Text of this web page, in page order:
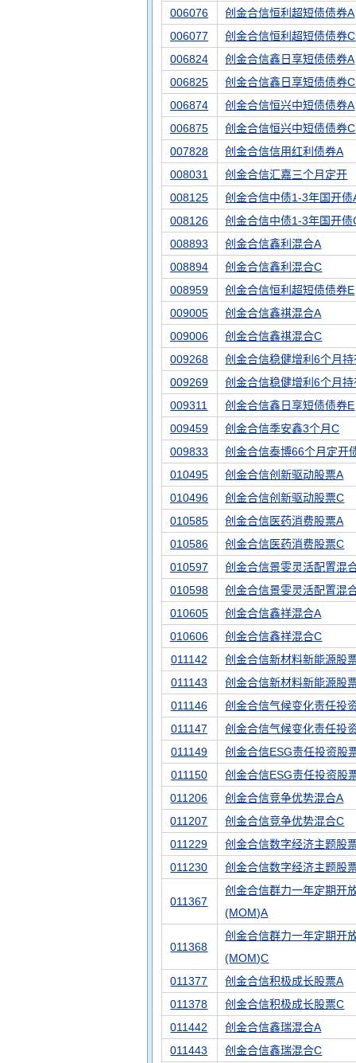
006076
创金合信恒利超短债债券A
006077
创金合信恒利超短债债券C
006824
创金合信鑫日享短债债券A
006825
创金合信鑫日享短债债券C
006874
创金合信恒兴中短债债券A
006875
创金合信恒兴中短债债券C
007828
创金合信信用红利债券A
008031
创金合信汇嘉三个月定开
008125
创金合信中债1-3年国开债
008126
创金合信中债1-3年国开债
008893
创金合信鑫利混合A
008894
创金合信鑫利混合C
008959
创金合信恒利超短债债券E
009005
创金合信鑫祺混合A
009006
创金合信鑫祺混合C
009268
创金合信稳健增利6个月
009269
创金合信稳健增利6个月
009311
创金合信鑫日享短债债券E
009459
创金合信季安鑫3个月C
009833
创金合信泰博66个月定开
010495
创金合信创新驱动股票A
010496
创金合信创新驱动股票C
010585
创金合信医药消费股票A
010586
创金合信医药消费股票C
010597
创金合信景雯灵活配置混
010598
创金合信景雯灵活配置混
010605
创金合信鑫祥混合A
010606
创金合信鑫祥混合C
011142
创金合信新材料新能源股
011143
创金合信新材料新能源股
011146
创金合信气候变化责任投
011147
创金合信气候变化责任投
011149
创金合信ESG责任投资股
011150
创金合信ESG责任投资股
011206
创金合信竞争优势混合A
011207
创金合信竞争优势混合C
011229
创金合信数字经济主题股
011230
创金合信数字经济主题股
011367
创金合信群力一年定期开
(MOM)A
011368
创金合信群力一年定期开
(MOM)C
011377
创金合信积极成长股票A
011378
创金合信积极成长股票C
011442
创金合信鑫瑞混合A
011443
创金合信鑫瑞混合C